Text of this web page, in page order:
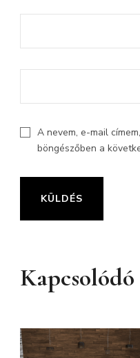
A nevem, e-mail
böngészőben a